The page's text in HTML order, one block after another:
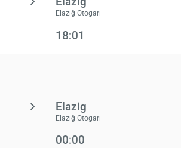
Elazığ Otogarı
18:01
Elazig
Elazığ Otogarı
00:00